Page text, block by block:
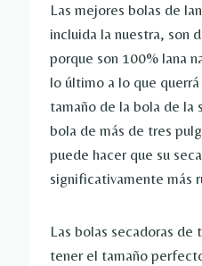
Las mejores bolas de
incluida la nuestra, son
porque son 100% lana
lo último a lo que
tamaño de la bola de la
bola de más de tres
puede hacer que su
significativamente más
Las bolas secadoras de
tener el tamaño